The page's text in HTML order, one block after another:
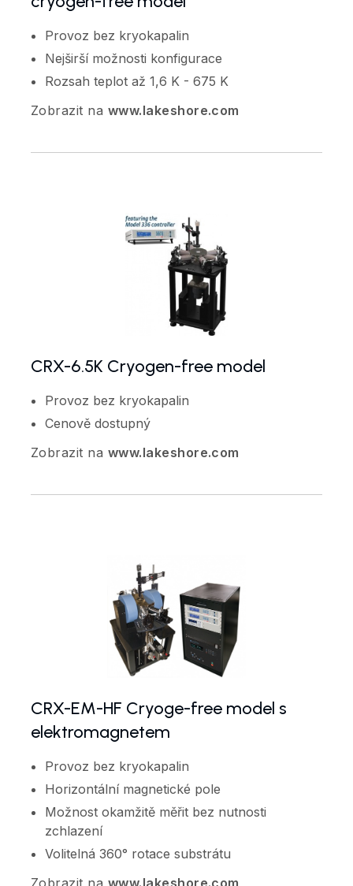
Provoz bez kryokapalin
Nejširší možnosti konfigurace
Rozsah teplot až 1,6 K - 675 K
Zobrazit na www.lakeshore.com
CRX-6.5K Cryogen-free model
Provoz bez kryokapalin
Cenově dostupný
Zobrazit na www.lakeshore.com
CRX-EM-HF Cryoge-free model s
elektromagnetem
Provoz bez kryokapalin
Horizontální magnetické pole
Možnost okamžitě měřit bez nutnosti
zchlazení
Volitelná 360° rotace substrátu
Zobrazit na www.lakeshore.com